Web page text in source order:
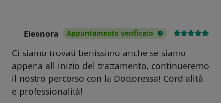
Eleonora Appuntamento verificato
Ci siamo trovati benissimo anche se siamo
appena all inizio del trattamento, continueremo
il nostro percorso con la Dottoressa! Cordialità
e professionalità!